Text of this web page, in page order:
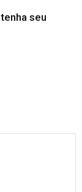
seu